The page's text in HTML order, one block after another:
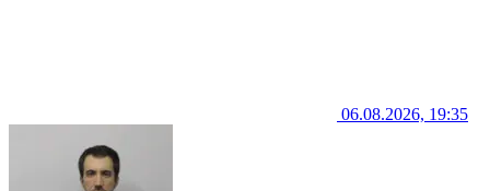
06.08.2026, 19:35